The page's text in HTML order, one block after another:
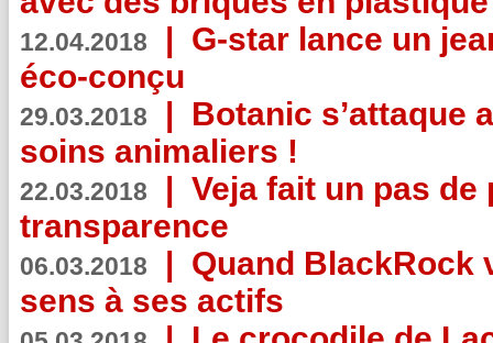
12.04.2018 | G-star lance un
éco-conçu
29.03.2018 | Botanic s’attaque
soins animaliers !
22.03.2018 | Veja fait un pas de
transparence
06.03.2018 | Quand BlackRock
sens à ses actifs